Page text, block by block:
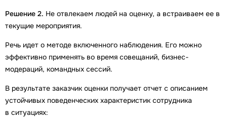
Решение 2. Не отвлекаем людей на оценку, а встраиваем ее в
текущие мероприятия.
Речь идет о методе включенного наблюдения. Его можно
эффективно применять во время совещаний, бизнес-
модераций, командных сессий.
В результате заказчик оценки получает отчет с описанием
устойчивых поведенческих характеристик сотрудника
в ситуациях: